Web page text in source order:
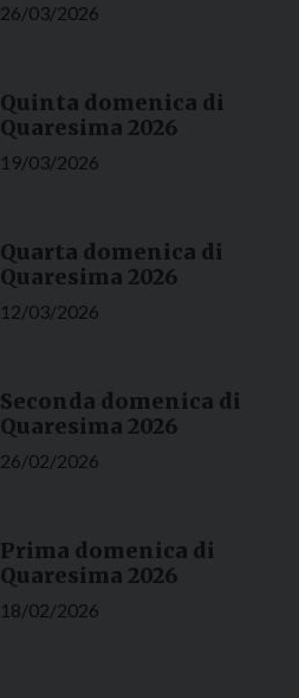
26/03/2026
Quinta domenica di
Quaresima 2026
19/03/2026
Quarta domenica di
Quaresima 2026
12/03/2026
Seconda domenica di
Quaresima 2026
26/02/2026
Prima domenica di
Quaresima 2026
18/02/2026